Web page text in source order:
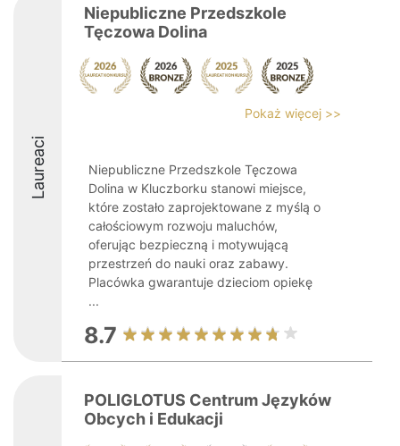
Laureaci
Niepubliczne Przedszkole
Tęczowa Dolina
Pokaż więcej >>
Niepubliczne Przedszkole Tęczowa
Dolina w Kluczborku stanowi miejsce,
które zostało zaprojektowane z myślą o
całościowym rozwoju maluchów,
oferując bezpieczną i motywującą
przestrzeń do nauki oraz zabawy.
Placówka gwarantuje dzieciom opiekę
...
8.7
POLIGLOTUS Centrum Języków
Obcych i Edukacji